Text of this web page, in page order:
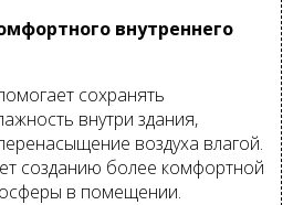
внутреннего
сохранять
внутри здания,
воздуха влагой.
созданию более комфортной
в помещении.